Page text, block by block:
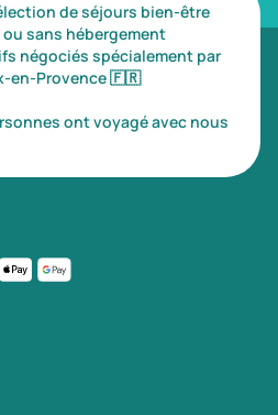
de séjours bien-être
ou sans hébergement
négociés spécialement par
en-Provence🇫🇷
ont voyagé avec nous